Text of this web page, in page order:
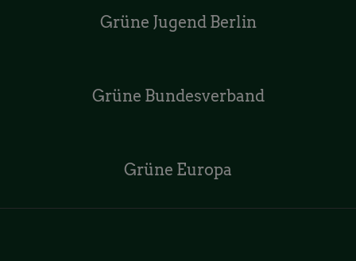
Grüne Jugend Berlin
Grüne Bundesverband
Grüne Europa